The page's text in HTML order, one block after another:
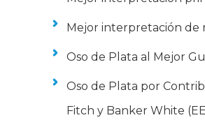
Mejor interpretación de
Oso de Plata al Mejor
Oso de Plata por
Fitch y Banker White